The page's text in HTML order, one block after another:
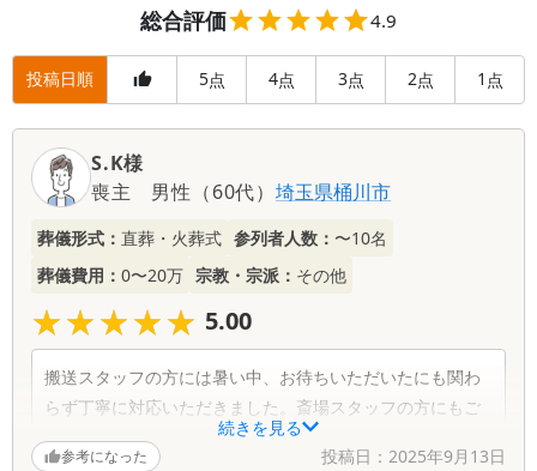
総合評価 4.9
投稿日順 5点 4点 3点 2点 1 点
続きを見る
S.K様
喪主
男性 （60代）埼玉県桶川市
葬儀形式： 直葬・火葬式 参列者人数： 〜10名
葬儀費用： 0〜20万 宗教・宗派： その他
★★★★★
★★★★★ 5.00
搬送スタッフの方には暑い中、お待ちいただいたにも関わ
らず丁寧に対応いただきました。斎場スタッフの方にもご
配慮いただき感謝しております。
参考になった 投稿日： 2025年9月13日